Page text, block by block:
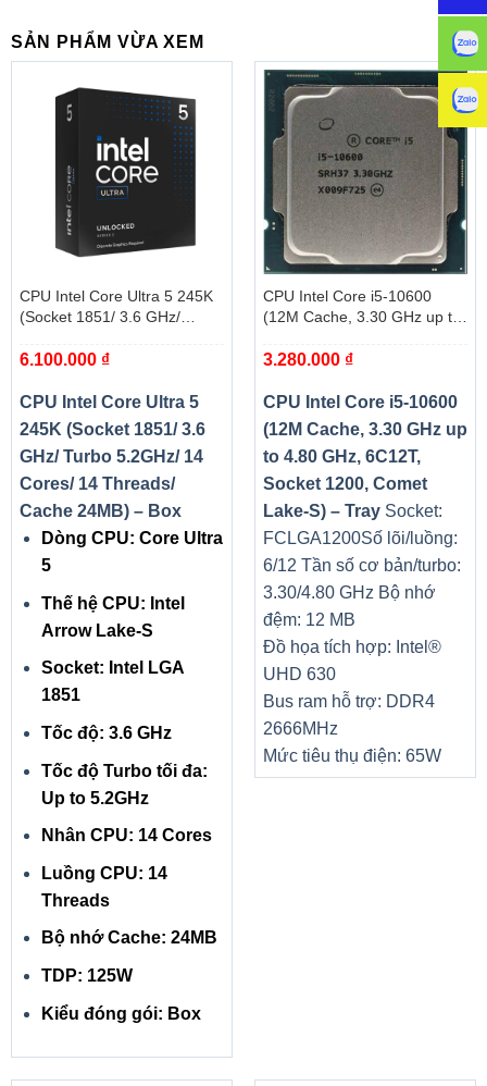
SẢN PHẨM VỪA XEM
CPU Intel Core Ultra 5 245K
(Socket 1851/ 3.6 GHz/
Threads/ Cache 24MB) – Box
6.100.000 ₫
CPU Intel Core Ultra 5
245K (Socket 1851/ 3.6
GHz/ Turbo 5.2GHz/ 14
Cores/ 14 Threads/
Cache 24MB) – Box
Dòng CPU: Core Ultra
5
Thế hệ CPU: Intel
Arrow Lake-S
Socket: Intel LGA
1851
Tốc độ: 3.6 GHz
Tốc độ Turbo tối đa:
Up to 5.2GHz
Nhân CPU: 14 Cores
Luồng CPU: 14
Threads
Bộ nhớ Cache: 24MB
TDP: 125W
Kiểu đóng gói: Box
CPU Intel Core i5-10600
(12M Cache, 3.30 GHz up to
1200, Comet Lake-S) – Tray
3.280.000 ₫
CPU Intel Core i5-10600
(12M Cache, 3.30 GHz up
to 4.80 GHz, 6C12T,
Socket 1200, Comet
Lake-S) – Tray Socket:
FCLGA1200Số lõi/luồng:
6/12 Tần số cơ bản/turbo:
3.30/4.80 GHz Bộ nhớ
đệm: 12 MB
Đồ họa tích hợp: Intel®
UHD 630
Bus ram hỗ trợ: DDR4
2666MHz
Mức tiêu thụ điện: 65W